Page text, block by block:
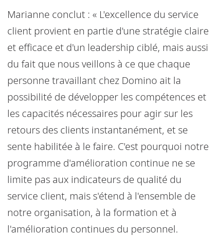
Marianne conclut : « L'excellence du service
client provient en partie d'une stratégie claire
et efficace et d'un leadership ciblé, mais aussi
du fait que nous veillons à ce que chaque
personne travaillant chez Domino ait la
possibilité de développer les compétences et
les capacités nécessaires pour agir sur les
retours des clients instantanément, et se
sente habilitée à le faire. C'est pourquoi notre
programme d'amélioration continue ne se
limite pas aux indicateurs de qualité du
service client, mais s'étend à l'ensemble de
notre organisation, à la formation et à
l'amélioration continues du personnel.